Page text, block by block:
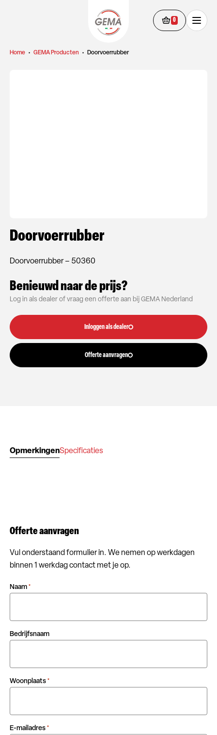
0
Home • GEMA Producten • Doorvoerrubber
Doorvoerrubber
Doorvoerrubber – 50360
Benieuwd naar de prijs?
Log in als dealer of vraag een offerte aan bij GEMA Nederland
Inloggen als dealer
Offerte aanvragen
OpmerkingenSpecificaties
Offerte aanvragen
Vul onderstaand formulier in. We nemen op werkdagen
binnen 1 werkdag contact met je op.
Naam *
Bedrijfsnaam
Woonplaats *
E-mailadres *